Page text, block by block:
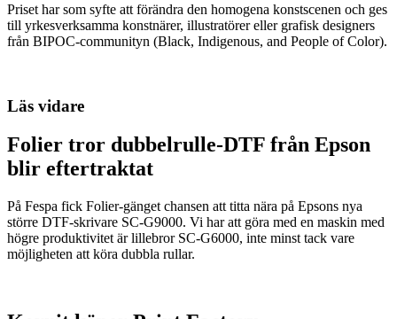
Priset har som syfte att förändra den homogena konstscenen och ges
till yrkesverksamma konstnärer, illustratörer eller grafisk designers
från BIPOC-communityn (Black, Indigenous, and People of Color).
Läs vidare
Folier tror dubbelrulle-DTF från Epson
blir eftertraktat
På Fespa fick Folier-gänget chansen att titta nära på Epsons nya
större DTF-skrivare SC-G9000. Vi har att göra med en maskin med
högre produktivitet är lillebror SC-G6000, inte minst tack vare
möjligheten att köra dubbla rullar.